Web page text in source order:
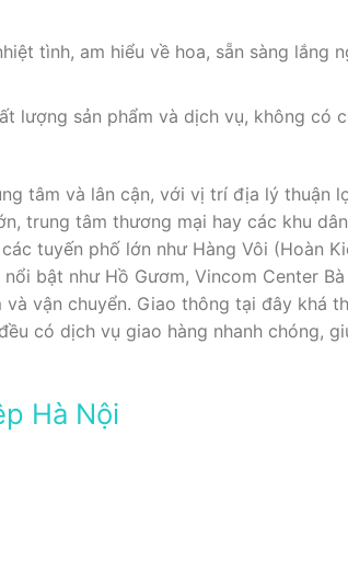
tình, am hiểu về hoa, sẵn sàng lắng
lượng sản phẩm và dịch vụ, không có
tâm và lân cận, với vị trí địa lý thuận
trung tâm thương mại hay các khu
tuyến phố lớn như Hàng Vôi (Hoàn
bật như Hồ Gươm, Vincom Center Bà
vận chuyển. Giao thông tại đây khá
có dịch vụ giao hàng nhanh chóng,
Hà Nội